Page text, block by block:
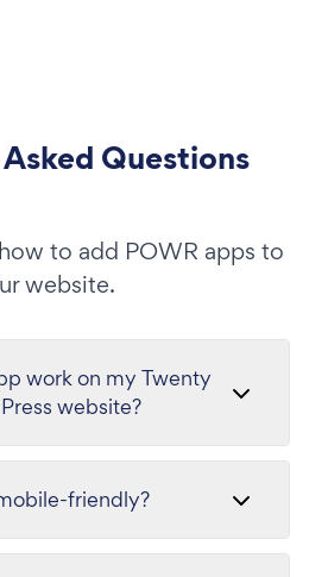
Questions
to add POWR apps to
website.
work on my Twenty
website?
friendly?